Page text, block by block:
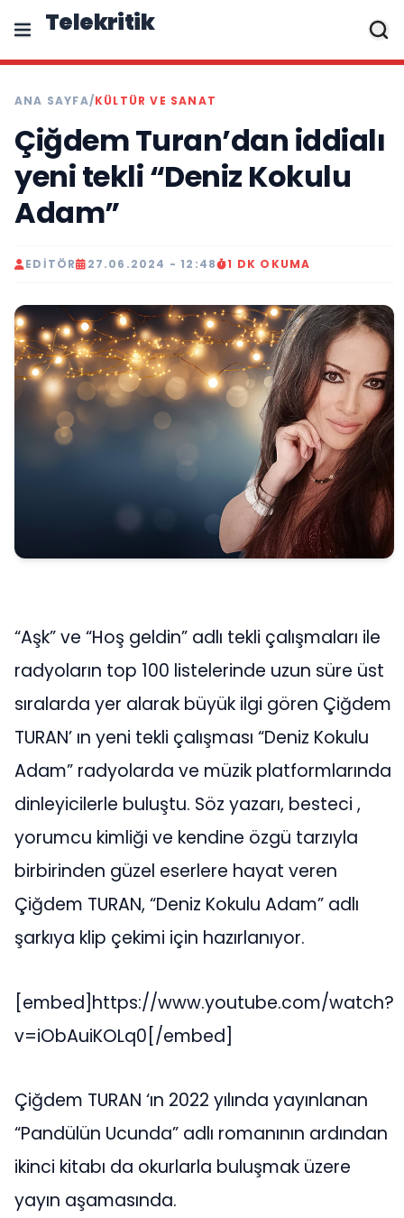
Telekritik
ANA SAYFA/KÜLTÜR VE SANAT
Çiğdem Turan’dan iddialı
yeni tekli “Deniz Kokulu
Adam”
EDITÖR 27.06.2024 - 12:48 1 DK OKUMA
“Aşk” ve “Hoş geldin” adlı tekli çalışmaları ile
radyoların top 100 listelerinde uzun süre üst
sıralarda yer alarak büyük ilgi gören Çiğdem
TURAN’ ın yeni tekli çalışması “Deniz Kokulu
Adam” radyolarda ve müzik platformlarında
dinleyicilerle buluştu. Söz yazarı, besteci ,
yorumcu kimliği ve kendine özgü tarzıyla
birbirinden güzel eserlere hayat veren
Çiğdem TURAN, “Deniz Kokulu Adam” adlı
şarkıya klip çekimi için hazırlanıyor.
[embed]https://www.youtube.com/watch?
v=iObAuiKOLq0[/embed]
Çiğdem TURAN ‘ın 2022 yılında yayınlanan
“Pandülün Ucunda” adlı romanının ardından
ikinci kitabı da okurlarla buluşmak üzere
yayın aşamasında.